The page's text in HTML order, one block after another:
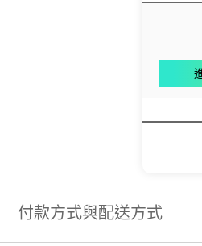
付款方式與配送方式